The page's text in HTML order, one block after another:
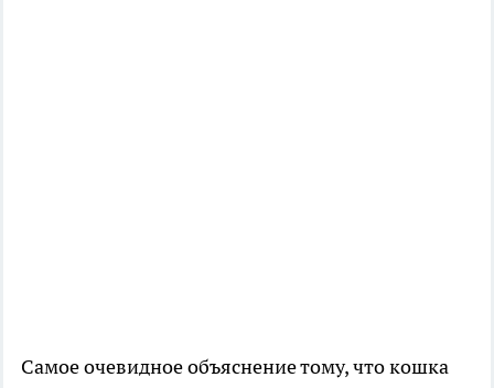
Самое очевидное объяснение тому, что кошка